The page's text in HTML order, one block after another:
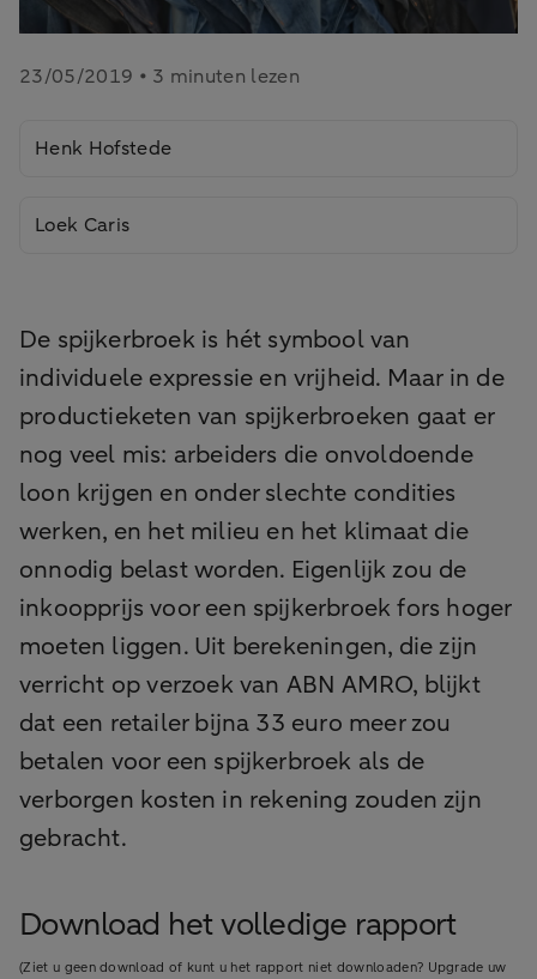
23/05/2019 • 3 minuten lezen
Henk Hofstede
Loek Caris
De spijkerbroek is hét symbool van
individuele expressie en vrijheid. Maar in de
productieketen van spijkerbroeken gaat er
nog veel mis: arbeiders die onvoldoende
loon krijgen en onder slechte condities
werken, en het milieu en het klimaat die
onnodig belast worden. Eigenlijk zou de
inkoopprijs voor een spijkerbroek fors hoger
moeten liggen. Uit berekeningen, die zijn
verricht op verzoek van ABN AMRO, blijkt
dat een retailer bijna 33 euro meer zou
betalen voor een spijkerbroek als de
verborgen kosten in rekening zouden zijn
gebracht.
Download het volledige rapport
(Ziet u geen download of kunt u het rapport niet downloaden? Upgrade uw